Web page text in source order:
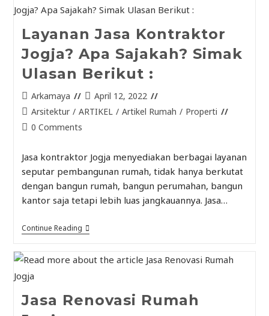
Layanan Jasa Kontraktor
Jogja? Apa Sajakah? Simak
Ulasan Berikut :
Arkamaya
April 12, 2022
Arsitektur / ARTIKEL / Artikel Rumah / Properti
0 Comments
Jasa kontraktor Jogja menyediakan berbagai layanan
seputar pembangunan rumah, tidak hanya berkutat
dengan bangun rumah, bangun perumahan, bangun
kantor saja tetapi lebih luas jangkauannya. Jasa…
Continue Reading
Jasa Renovasi Rumah